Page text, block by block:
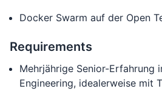
Docker Swarm auf der Open
Requirements
Mehrjährige Senior-Erfahrung
Engineering, idealerweise mit